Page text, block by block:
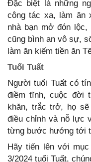
Đặc biệt là những
công tác xa, làm ăn
nhà bạn mở đón
cũng bình an vô sự,
làm ăn kiếm tiền ăn
Tuổi Tuất
Người tuổi Tuất có
điềm tĩnh, cuộc đời
khăn, trắc trở, họ
điều chỉnh và nỗ lực
từng bước hướng tới
Hãy tiến lên với
3/2024 tuổi Tuất,